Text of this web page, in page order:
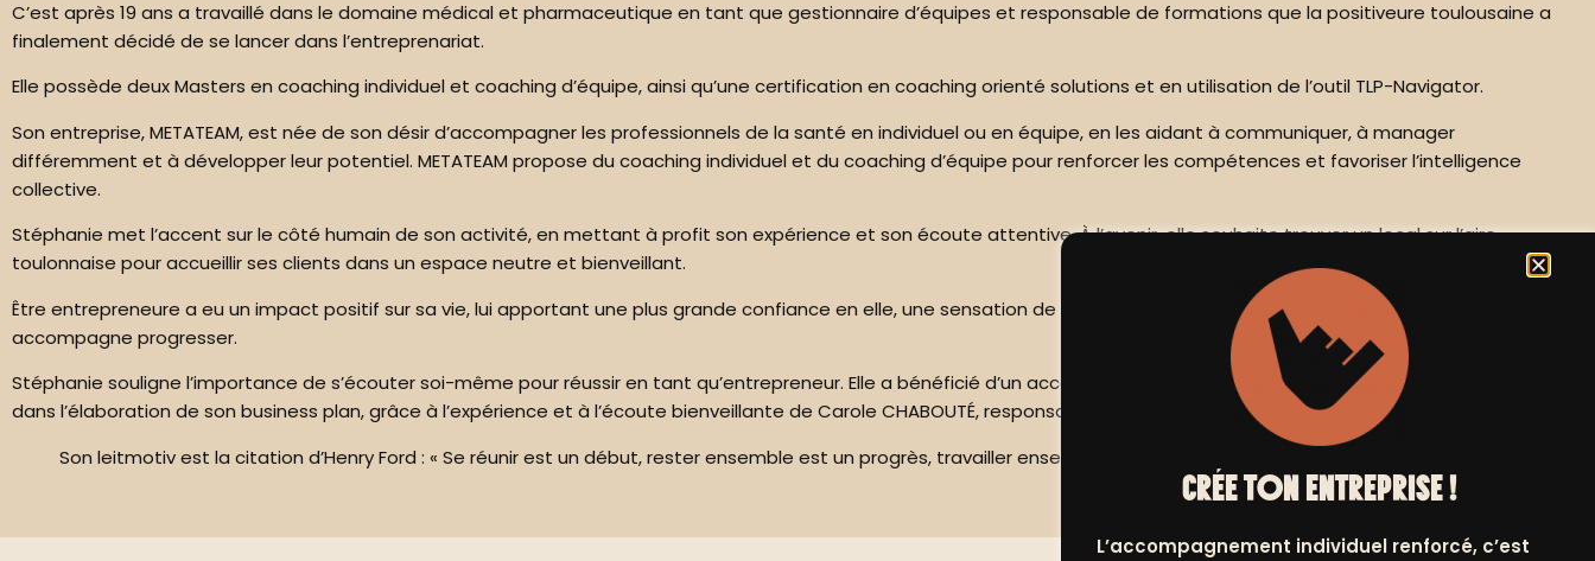
C’est après 19 ans a travaillé dans le domaine médical et pharmaceutique en tant que gestionnaire d’équipes et responsable de formations que la positiveure toulousaine a
finalement décidé de se lancer dans l’entreprenariat.
Elle possède deux Masters en coaching individuel et coaching d’équipe, ainsi qu’une certification en coaching orienté solutions et en utilisation de l’outil TLP-Navigator.
Son entreprise, METATEAM, est née de son désir d’accompagner les professionnels de la santé en individuel ou en équipe, en les aidant à communiquer, à manager
différemment et à développer leur potentiel. METATEAM propose du coaching individuel et du coaching d’équipe pour renforcer les compétences et favoriser l’intelligence
collective.
Stéphanie met l’accent sur le côté humain de son activité, en mettant à profit son expérience et son écoute attentive. À l’avenir, elle souhaite trouver un local sur l’aire
toulonnaise pour accueillir ses clients dans un espace neutre et bienveillant.
Être entrepreneure a eu un impact positif sur sa vie, lui apportant une plus grande confiance en elle, une sensation de liberté et la satisfaction de voir les personnes qu’elle
accompagne progresser.
Stéphanie souligne l’importance de s’écouter soi-même pour réussir en tant qu’entrepreneur. Elle a bénéficié d’un accompagnement personnalisé de Positiv, qui l’a soutenue
dans l’élaboration de son business plan, grâce à l’expérience et à l’écoute bienveillante de Carole CHABOUTÉ, responsable d’accompagnement.
Son leitmotiv est la citation d’Henry Ford : « Se réunir est un début, rester ensemble est un progrès, travailler ensemble est une réussite. »
CRÉE TON ENTREPRISE !
L’accompagnement individuel renforcé, c’est